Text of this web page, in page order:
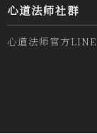
心道法师社群
心道法师官方LINE